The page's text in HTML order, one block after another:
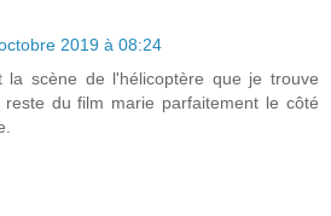
2019 à 08:24
la scène de l'hélicoptère que je trouve
du film marie parfaitement le côté